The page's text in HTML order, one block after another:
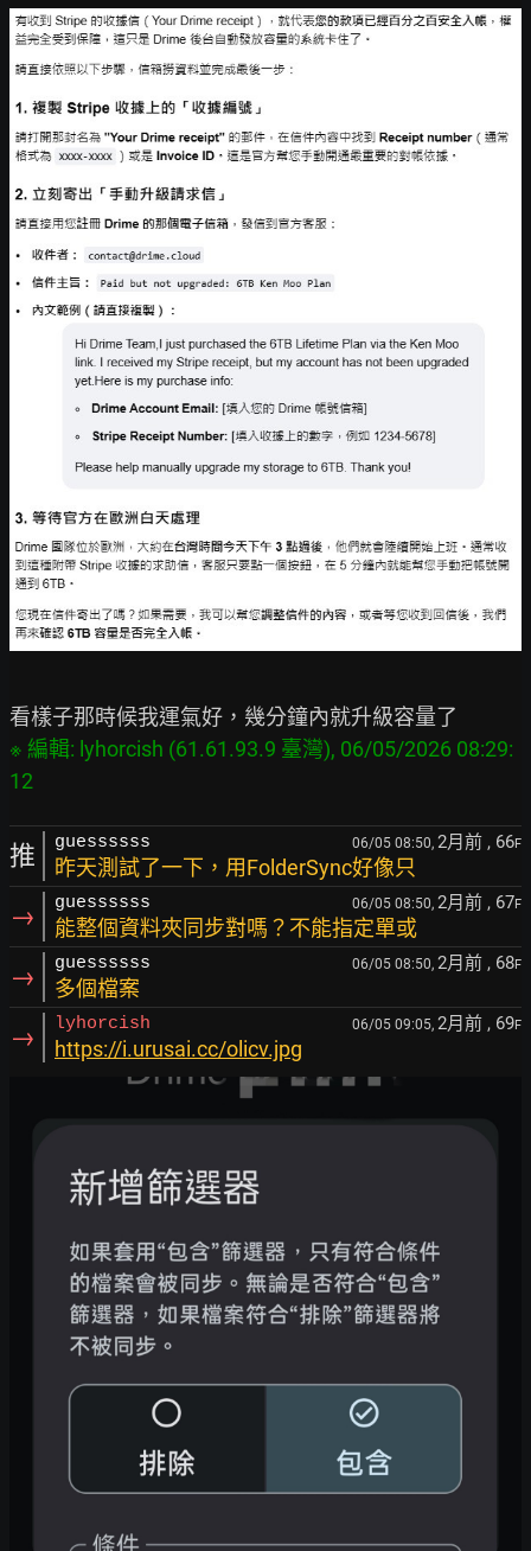
※ 編輯: lyhorcish (61.61.93.9 臺灣), 06/05/2026 08:29:
推 guessssss 06/05 08:50, 2月前 , 66F
昨天測試了一下，用FolderSync好像只
→ guessssss 06/05 08:50, 2月前 , 67F
能整個資料夾同步對嗎？不能指定單或
→ guessssss 06/05 08:50, 2月前 , 68F
多個檔案
→ lyhorcish 06/05 09:05, 2月前 , 69F
https://i.urusai.cc/olicv.jpg